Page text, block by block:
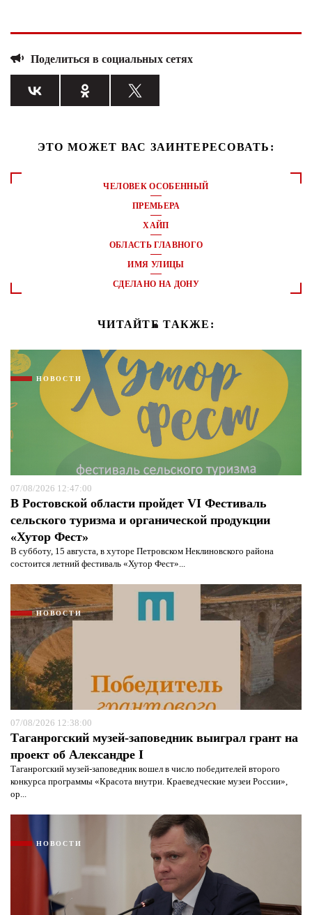
Поделиться в социальных сетях
ЭТО МОЖЕТ ВАС ЗАИНТЕРЕСОВАТЬ:
ЧЕЛОВЕК ОСОБЕННЫЙ
ПРЕМЬЕРА
ХАЙП
ОБЛАСТЬ ГЛАВНОГО
ИМЯ УЛИЦЫ
СДЕЛАНО НА ДОНУ
ЧИТАЙТЕ ТАКЖЕ:
НОВОСТИ
07/08/2026 12:47:00
В Ростовской области пройдет VI Фестиваль
сельского туризма и органической продукции
«Хутор Фест»
В субботу, 15 августа, в хуторе Петровском Неклиновского района
состоится летний фестиваль «Хутор Фест»...
НОВОСТИ
07/08/2026 12:38:00
Таганрогский музей-заповедник выиграл грант на
проект об Александре I
Таганрогский музей-заповедник вошел в число победителей второго
конкурса программы «Красота внутри. Краеведческие музеи России»,
ор...
НОВОСТИ